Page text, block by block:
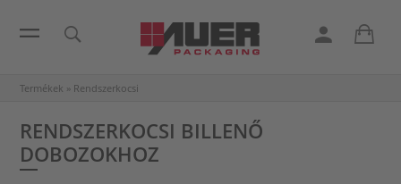
Termékek » Rendszerkocsi
RENDSZERKOCSI BILLENŐ
DOBOZOKHOZ